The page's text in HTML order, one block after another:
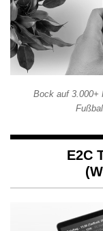
Bock auf 3.000+
E2C